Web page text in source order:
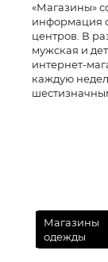
«Магазины»
информация
центров. В
мужская и
интернет-
каждую
Магазины
одежды